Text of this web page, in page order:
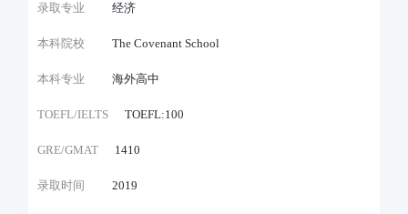
录取专业 经济
本科院校 The Covenant School
本科专业 海外高中
TOEFL/IELTS TOEFL:100
GRE/GMAT 1410
录取时间 2019